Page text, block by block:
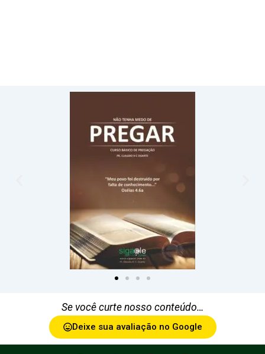
Se você curte nosso conteúdo…
Deixe sua avaliação no Google